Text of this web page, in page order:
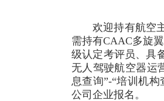
欢迎持有航空
需持有CAAC多旋
级认定考评员、具
无人驾驶航空器运
息查询”-“培训机
公司企业报名。